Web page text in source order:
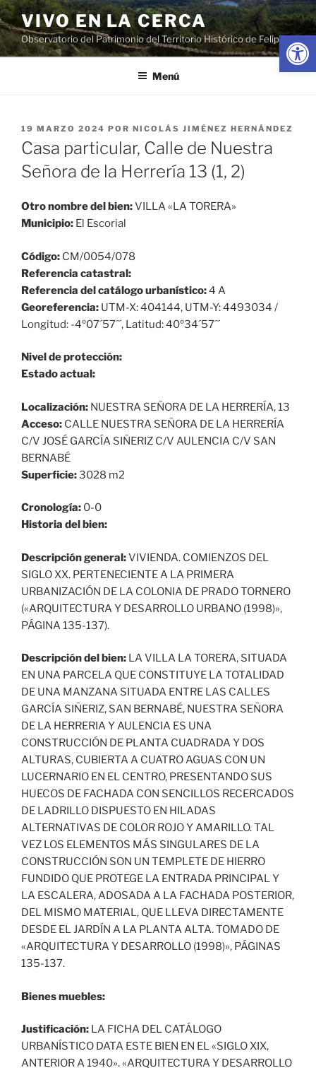
Abrir
Saltar
al
contenido
VIVO EN LA CERCA
Observatorio del Patrimonio del Territorio Histórico de Felipe II
Menú
PUBLICADO
EL
19 MARZO 2024 POR NICOLÁS JIMÉNEZ HERNÁNDEZ
Casa particular, Calle de Nuestra
Señora de la Herrería 13 (1, 2)
Otro nombre del bien:VILLA «LA TORERA»
Municipio: El Escorial
Código: CM/0054/078
Referencia catastral:
Referencia del catálogo urbanístico:4 A
Georeferencia: UTM-X: 404144, UTM-Y: 4493034 /
Longitud: -4º07´57´´, Latitud: 40º34´57´´
Nivel de protección:
Estado actual:
Localización: NUESTRA SEÑORA DE LA HERRERÍA, 13
Acceso: CALLE NUESTRA SEÑORA DE LA HERRERÍA
C/V JOSÉ GARCÍA SIÑERIZ C/V AULENCIA C/V SAN
BERNABÉ
Superficie:3028 m2
Cronología: 0-0
Historia del bien:
Descripción general:VIVIENDA. COMIENZOS DEL
SIGLO XX. PERTENECIENTE A LA PRIMERA
URBANIZACIÓN DE LA COLONIA DE PRADO TORNERO
(«ARQUITECTURA Y DESARROLLO URBANO (1998)»,
PÁGINA 135-137).
Descripción del bien: LA VILLA LA TORERA, SITUADA
EN UNA PARCELA QUE CONSTITUYE LA TOTALIDAD
DE UNA MANZANA SITUADA ENTRE LAS CALLES
GARCÍA SIÑERIZ, SAN BERNABÉ, NUESTRA SEÑORA
DE LA HERRERIA Y AULENCIA ES UNA
CONSTRUCCIÓN DE PLANTA CUADRADA Y DOS
ALTURAS, CUBIERTA A CUATRO AGUAS CON UN
LUCERNARIO EN EL CENTRO, PRESENTANDO SUS
HUECOS DE FACHADA CON SENCILLOS RECERCADOS
DE LADRILLO DISPUESTO EN HILADAS
ALTERNATIVAS DE COLOR ROJO Y AMARILLO. TAL
VEZ LOS ELEMENTOS MÁS SINGULARES DE LA
CONSTRUCCIÓN SON UN TEMPLETE DE HIERRO
FUNDIDO QUE PROTEGE LA ENTRADA PRINCIPAL Y
LA ESCALERA, ADOSADA A LA FACHADA POSTERIOR,
DEL MISMO MATERIAL, QUE LLEVA DIRECTAMENTE
DESDE EL JARDÍN A LA PLANTA ALTA. TOMADO DE
«ARQUITECTURA Y DESARROLLO (1998)», PÁGINAS
135-137.
Bienes muebles:
Justificación: LA FICHA DEL CATÁLOGO
URBANÍSTICO DATA ESTE BIEN EN EL «SIGLO XIX,
ANTERIOR A 1940». «ARQUITECTURA Y DESARROLLO